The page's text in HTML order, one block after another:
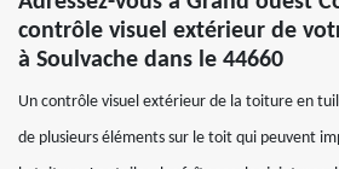
contrôle visuel extérieur de
à Soulvache dans le 44660
Un contrôle visuel extérieur de la toiture en
de plusieurs éléments sur le toit qui peuvent